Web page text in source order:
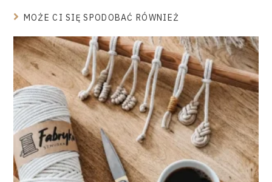
MOŻE CI SIĘ SPODOBAĆ RÓWNIEŻ